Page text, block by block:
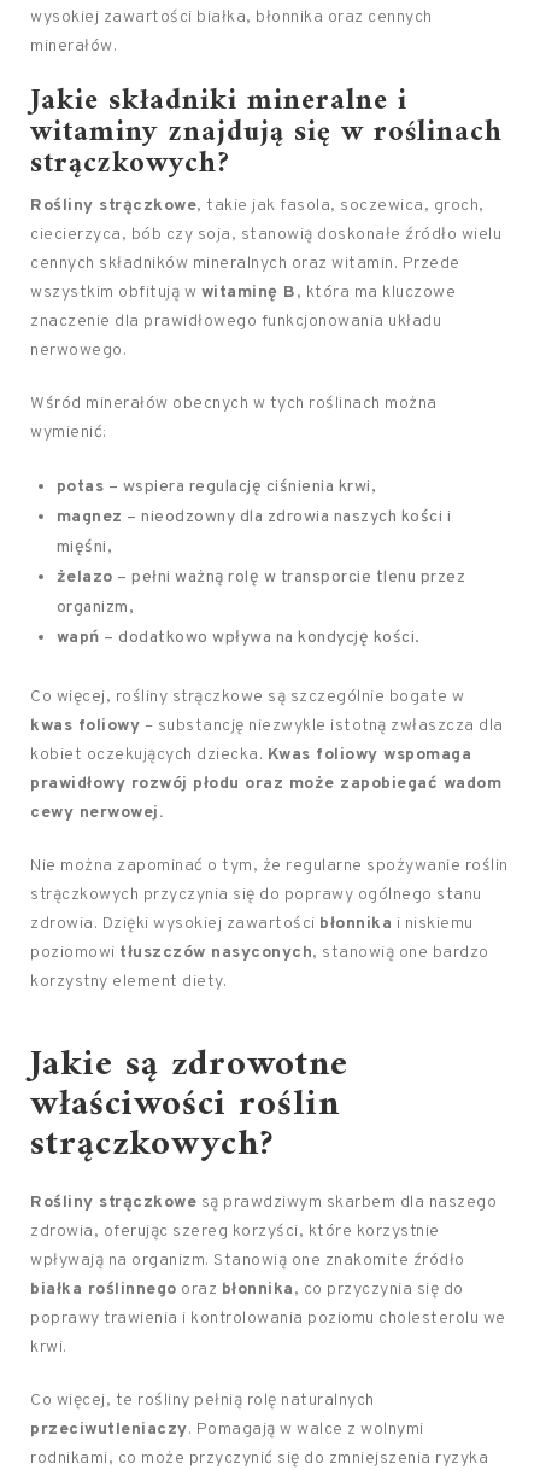
wysokiej zawartości białka, błonnika oraz cennych
minerałów.
Jakie składniki mineralne i
witaminy znajdują się w roślinach
strączkowych?
Rośliny strączkowe, takie jak fasola, soczewica, groch,
ciecierzyca, bób czy soja, stanowią doskonałe źródło wielu
cennych składników mineralnych oraz witamin. Przede
wszystkim obfitują w witaminę B, która ma kluczowe
znaczenie dla prawidłowego funkcjonowania układu
nerwowego.
Wśród minerałów obecnych w tych roślinach można
wymienić:
potas – wspiera regulację ciśnienia krwi,
magnez – nieodzowny dla zdrowia naszych kości i
mięśni,
żelazo – pełni ważną rolę w transporcie tlenu przez
organizm,
wapń – dodatkowo wpływa na kondycję kości.
Co więcej, rośliny strączkowe są szczególnie bogate w
kwas foliowy – substancję niezwykle istotną zwłaszcza dla
kobiet oczekujących dziecka. Kwas foliowy wspomaga
prawidłowy rozwój płodu oraz może zapobiegać wadom
cewy nerwowej.
Nie można zapominać o tym, że regularne spożywanie roślin
strączkowych przyczynia się do poprawy ogólnego stanu
zdrowia. Dzięki wysokiej zawartości błonnika i niskiemu
poziomowi tłuszczów nasyconych, stanowią one bardzo
korzystny element diety.
Jakie są zdrowotne
właściwości roślin
strączkowych?
Rośliny strączkowe są prawdziwym skarbem dla naszego
zdrowia, oferując szereg korzyści, które korzystnie
wpływają na organizm. Stanowią one znakomite źródło
białka roślinnego oraz błonnika, co przyczynia się do
poprawy trawienia i kontrolowania poziomu cholesterolu we
krwi.
Co więcej, te rośliny pełnią rolę naturalnych
przeciwutleniaczy. Pomagają w walce z wolnymi
rodnikami, co może przyczynić się do zmniejszenia ryzyka